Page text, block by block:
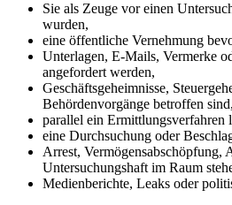
Sie als Zeuge vor einen
wurden,
eine öffentliche Vernehmung
Unterlagen, E-Mails, Vermerke
angefordert werden,
Geschäftsgeheimnisse,
Behördenvorgänge betroffen sind,
parallel ein Ermittlungsverfahren
eine Durchsuchung oder
Arrest, Vermögensabschöpfung,
Untersuchungshaft im Raum
Medienberichte, Leaks oder